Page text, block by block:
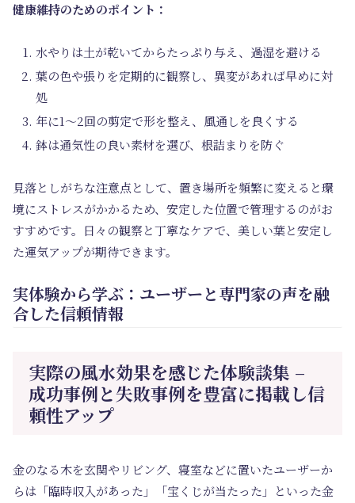
健康維持のためのポイント：
水やりは土が乾いてからたっぷり与え、過湿を避ける
葉の色や張りを定期的に観察し、異変があれば早めに対
処
年に1～2回の剪定で形を整え、風通しを良くする
鉢は通気性の良い素材を選び、根詰まりを防ぐ
見落としがちな注意点として、置き場所を頻繁に変えると環
境にストレスがかかるため、安定した位置で管理するのがお
すすめです。日々の観察と丁寧なケアで、美しい葉と安定し
た運気アップが期待できます。
実体験から学ぶ：ユーザーと専門家の声を融
合した信頼情報
実際の風水効果を感じた体験談集 –
成功事例と失敗事例を豊富に掲載し信
頼性アップ
金のなる木を玄関やリビング、寝室などに置いたユーザーか
らは「臨時収入があった」「宝くじが当たった」といった金